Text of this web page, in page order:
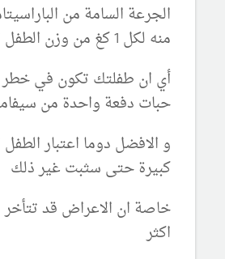
منه لكل 1 كغ من وزن الطفل او اكثر
حبات دفعة واحدة من
و الافضل دوما اعتبار
كبيرة حتى سثبت غير ذلك
خاصة ان الاعراض قد تتأخر
اكثر